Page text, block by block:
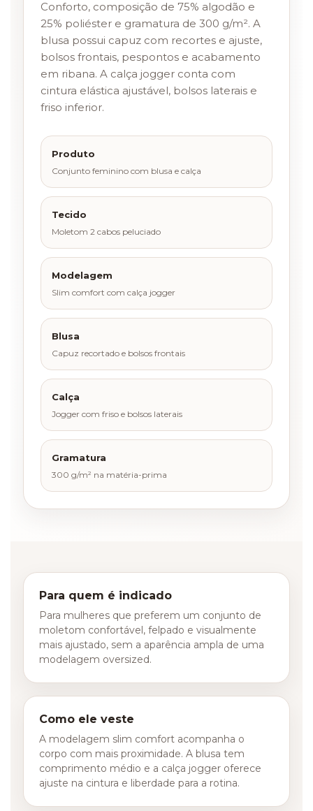
Conforto, composição de 75% algodão e
25% poliéster e gramatura de 300 g/m². A
blusa possui capuz com recortes e ajuste,
bolsos frontais, pespontos e acabamento
em ribana. A calça jogger conta com
cintura elástica ajustável, bolsos laterais e
friso inferior.
Produto
Conjunto feminino com blusa e calça
Tecido
Moletom 2 cabos peluciado
Modelagem
Slim comfort com calça jogger
Blusa
Capuz recortado e bolsos frontais
Calça
Jogger com friso e bolsos laterais
Gramatura
300 g/m² na matéria-prima
Para quem é indicado
Para mulheres que preferem um conjunto de
moletom confortável, felpado e visualmente
mais ajustado, sem a aparência ampla de uma
modelagem oversized.
Como ele veste
A modelagem slim comfort acompanha o
corpo com mais proximidade. A blusa tem
comprimento médio e a calça jogger oferece
ajuste na cintura e liberdade para a rotina.